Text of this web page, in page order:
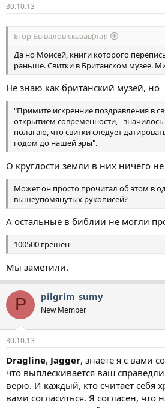
30.10.13
Егор Бывалов сказав(ла):
Да но Моисей, книги которого
раньше. Свитки в Британском музее.
Не знаю как британский музей, но
"Примите искренние поздравления в
открытием современности, -
полагаю, что свитки следует
годом до нашей эры".
О круглости земли в них ничего
Может он просто прочитал об этом в
вышеупомянутых рукописей?
А остальные в библии не могли
100500 грешен
Мы заметили.
P pilgrim_sumy
New Member
30.10.13
Dragline, Jagger, знаете я с вами
что выплескивается ваш
верю. И каждый, кто считает себя
вами согласиться. Я согласен, что